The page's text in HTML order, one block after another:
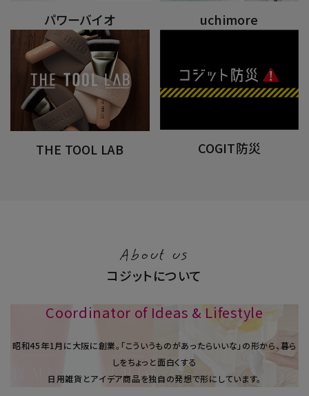
パワーバイオ uchimore
THE TOOL LAB COGIT防災
About us
コジットについて
Coordinator of Ideas & Lifestyle
昭和45年1⽉に大阪に創業。「こういうものがあったらいいな」の形から、暮ら
しをちょっと面白くする
日用雑貨とアイデア商品を独自の発想で形にしています。